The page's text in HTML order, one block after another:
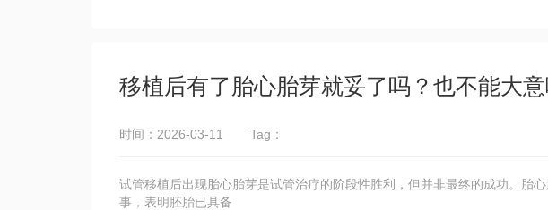
移植后有了胎心胎芽就妥了吗？也不能大
时间：2026-03-11 Tag：
试管移植后出现胎心胎芽是试管治疗的阶段性胜利，但并非最终的成功。胎
事，表明胚胎已具备